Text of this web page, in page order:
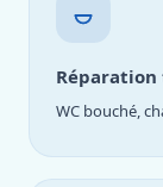
WC bouché,